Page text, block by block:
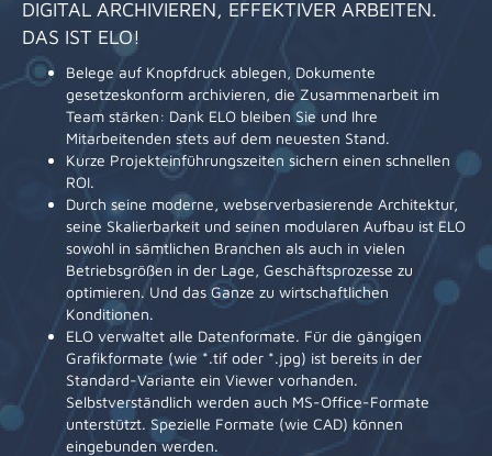
DIGITAL ARCHIVIEREN, EFFEKTIVER ARBEITEN.
DAS IST ELO!
Belege auf Knopfdruck ablegen, Dokumente
gesetzeskonform archivieren, die Zusammenarbeit im
Team stärken: Dank ELO bleiben Sie und Ihre
Mitarbeitenden stets auf dem neuesten Stand.
Kurze Projekteinführungszeiten sichern einen schnellen
ROI.
Durch seine moderne, webserverbasierende Architektur,
seine Skalierbarkeit und seinen modularen Aufbau ist ELO
sowohl in sämtlichen Branchen als auch in vielen
Betriebsgrößen in der Lage, Geschäftsprozesse zu
optimieren. Und das Ganze zu wirtschaftlichen
Konditionen.
ELO verwaltet alle Datenformate. Für die gängigen
Grafikformate (wie *.tif oder *.jpg) ist bereits in der
Standard-Variante ein Viewer vorhanden.
Selbstverständlich werden auch MS-Office-Formate
unterstützt. Spezielle Formate (wie CAD) können
eingebunden werden.